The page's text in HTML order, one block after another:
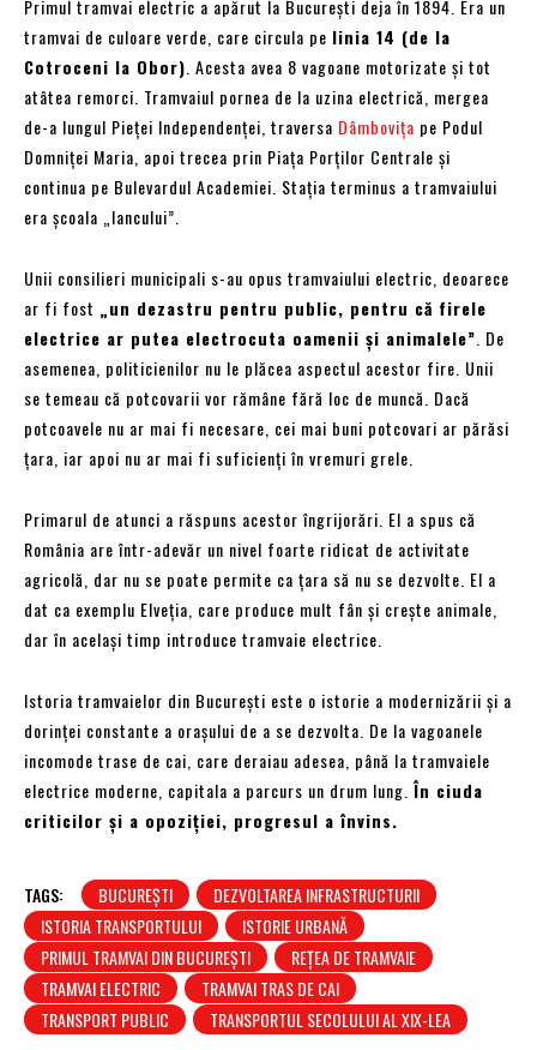
Primul tramvai electric a apărut la București deja în 1894. Era un
tramvai de culoare verde, care circula pe linia 14 (de la
Cotroceni la Obor) . Acesta avea 8 vagoane motorizate și tot
atâtea remorci. Tramvaiul pornea de la uzina electrică, mergea
de-a lungul Pieței Independenței, traversa Dâmbovița pe Podul
Domniței Maria, apoi trecea prin Piața Porților Centrale și
continua pe Bulevardul Academiei. Stația terminus a tramvaiului
era școala „Iancului”.
Unii consilieri municipali s-au opus tramvaiului electric, deoarece
ar fi fost „un dezastru pentru public, pentru că firele
electrice ar putea electrocuta oamenii și animalele” . De
asemenea, politicienilor nu le plăcea aspectul acestor fire. Unii
se temeau că potcovarii vor rămâne fără loc de muncă. Dacă
potcoavele nu ar mai fi necesare, cei mai buni potcovari ar părăsi
țara, iar apoi nu ar mai fi suficienți în vremuri grele.
Primarul de atunci a răspuns acestor îngrijorări. El a spus că
România are într-adevăr un nivel foarte ridicat de activitate
agricolă, dar nu se poate permite ca țara să nu se dezvolte. El a
dat ca exemplu Elveția, care produce mult fân și crește animale,
dar în același timp introduce tramvaie electrice.
Istoria tramvaielor din București este o istorie a modernizării și a
dorinței constante a orașului de a se dezvolta. De la vagoanele
incomode trase de cai, care deraiau adesea, până la tramvaiele
electrice moderne, capitala a parcurs un drum lung. În ciuda
criticilor și a opoziției, progresul a învins.
TAGS: BUCUREȘTI
DEZVOLTAREA INFRASTRUCTURII
ISTORIA TRANSPORTULUI
ISTORIE URBANĂ
PRIMUL TRAMVAI DIN BUCUREȘTI
REȚEA DE TRAMVAIE
TRAMVAI ELECTRIC
TRAMVAI TRAS DE CAI
TRANSPORT PUBLIC
TRANSPORTUL SECOLULUI AL XIX-LEA